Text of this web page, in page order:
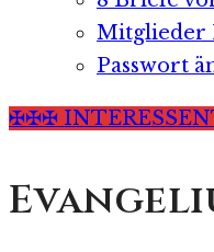
Mitglieder
Passwort
✠✠✠